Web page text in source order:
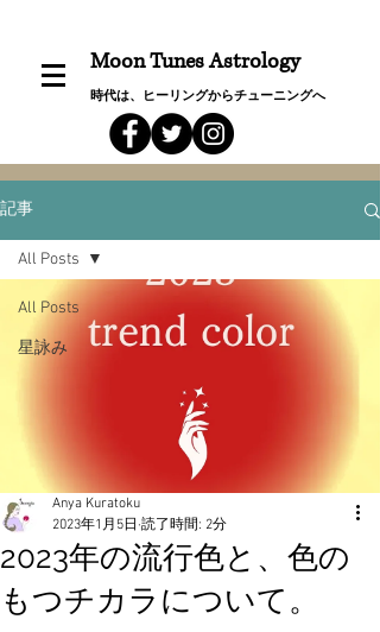
Moon Tunes Astrology
時代は、ヒーリングからチューニングへ
記事
All Posts
星詠み
All Posts
2023年の流行色と、色の
もつチカラについて。
Anya Kuratoku
2023年1月5日 読了時間: 2分